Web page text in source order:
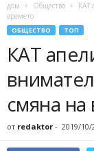
дом Общество
КАТ
времето
ОБЩЕСТВО ТОП
КАТ
смяна
от redaktor - 2019/10/